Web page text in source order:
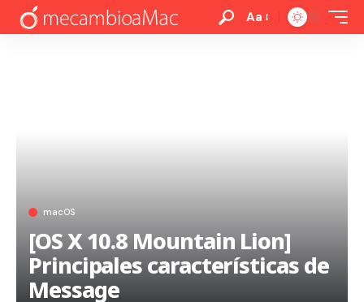
Aa
macOS
[OS X 10.8 Mountain Lion]
Principales características de
Message